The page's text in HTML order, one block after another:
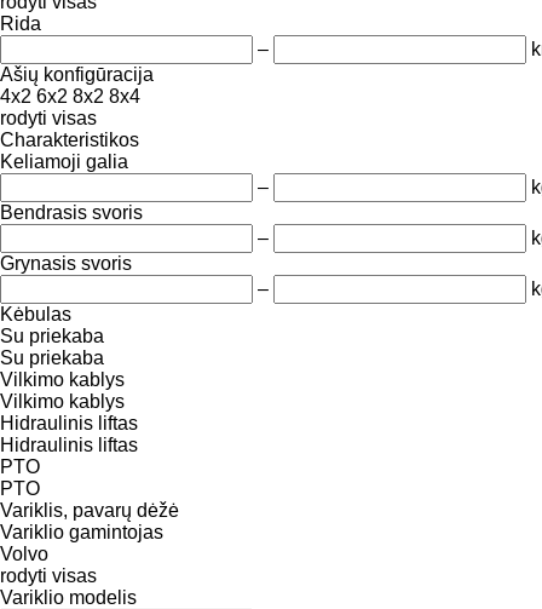
Rida
–
Ašių konfigūracija
4x2 6x2 8x2 8x4
rodyti visas
Charakteristikos
Keliamoji galia
–
Bendrasis svoris
–
Grynasis svoris
–
Kėbulas
Su priekaba
Su priekaba
Vilkimo kablys
Vilkimo kablys
Hidraulinis liftas
Hidraulinis liftas
PTO
PTO
Variklis, pavarų dėžė
Variklio gamintojas
Volvo
rodyti visas
Variklio modelis